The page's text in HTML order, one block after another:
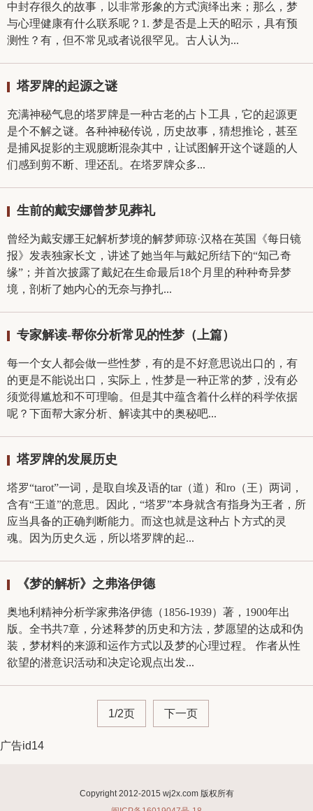
中封存很久的故事，以非常形象的方式演绎出来；那么，梦
与心理健康有什么联系呢？1. 梦是否是上天的昭示，具有预
测性？有，但不常见或者说很罕见。古人认为...
塔罗牌的起源之谜
充满神秘气息的塔罗牌是一种古老的占卜工具，它的起源更
是个不解之谜。各种神秘传说，历史故事，猜想推论，甚至
是捕风捉影的主观臆断混杂其中，让试图解开这个谜题的人
们感到剪不断、理还乱。在塔罗牌众多...
生前的戴安娜曾梦见葬礼
曾经为戴安娜王妃解析梦境的解梦师琼·汉格在英国《每日镜
报》发表独家长文，讲述了她当年与戴妃所结下的“知己奇
缘”；并首次披露了戴妃在生命最后18个月里的种种奇异梦
境，剖析了她内心的无奈与挣扎...
专家解读-帮你分析常见的性梦（上篇）
每一个女人都会做一些性梦，有的是不好意思说出口的，有
的更是不能说出口，实际上，性梦是一种正常的梦，没有必
须觉得尴尬和不可理喻。但是其中蕴含着什么样的科学依据
呢？下面帮大家分析、解读其中的奥秘吧...
塔罗牌的发展历史
塔罗“tarot”一词，是取自埃及语的tar（道）和ro（王）两词，
含有“王道”的意思。因此，“塔罗”本身就含有指身为王者，所
应当具备的正确判断能力。而这也就是这种占卜方式的灵
魂。因为历史久远，所以塔罗牌的起...
《梦的解析》之弗洛伊德
奥地利精神分析学家弗洛伊德（1856-1939）著，1900年出
版。全书共7章，分述释梦的历史和方法，梦愿望的达成和伪
装，梦材料的来源和运作方式以及梦的心理过程。 作者从性
欲望的潜意识活动和决定论观点出发...
1/2页 下一页
广告id14
Copyright 2012-2015 wj2x.com 版权所有